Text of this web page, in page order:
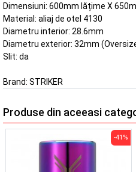
Dimensiuni: 600mm lățime X
Material: aliaj de otel 4130
Diametru interior: 28.6mm
Diametru exterior: 32mm
Slit: da
Brand: STRIKER
Produse din aceeasi
-41%